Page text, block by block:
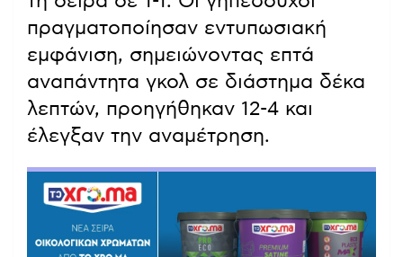
πραγματοποίησαν εντυπωσιακή
εμφάνιση, σημειώνοντας επτά
αναπάντητα γκολ σε διάστημα δέκα
λεπτών, προηγήθηκαν 12-4 και
έλεγξαν την αναμέτρηση.